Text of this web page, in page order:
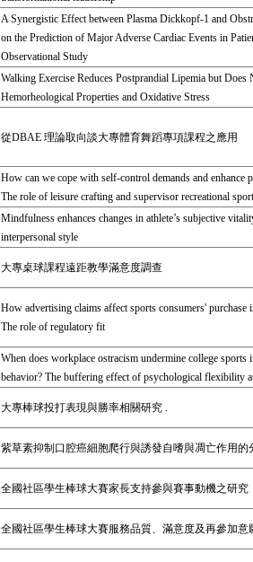
A Synergistic Effect between Plasma Dickkopf-1 and
on the Prediction of Major Adverse Cardiac Events in
Observational Study
Walking Exercise Reduces Postprandial Lipemia but Does
Hemorheological Properties and Oxidative Stress
從DBAE 理論取向談大專體育舞蹈專項課程之應用
How can we cope with self-control demands and enhance
The role of leisure crafting and supervisor recreational
Mindfulness enhances changes in athlete’s subjective
interpersonal style
大專桌球課程遠距教學滿意度調查
How advertising claims affect sports consumers' purchase
The role of regulatory fit
When does workplace ostracism undermine college sports
behavior? The buffering effect of psychological flexibility
大專棒球投打表現與勝率相關研究 .
紫草素抑制口腔癌細胞爬行與誘發自嗜與凋亡作用的
全國社區學生棒球大賽家長支持參與賽事動機之研究
全國社區學生棒球大賽服務品質、滿意度及再參加意